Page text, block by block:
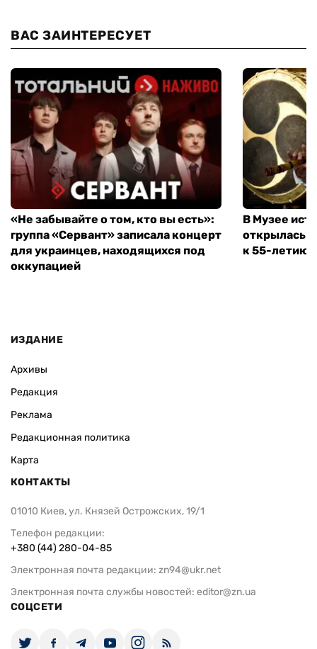
ВАС ЗАИНТЕРЕСУЕТ
«Не забывайте о том, кто вы есть»:
группа «Сервант» записала концерт
для украинцев, находящихся под
оккупацией
В Музее
открылась
к 55-летию
ИЗДАНИЕ
Архивы
Редакция
Реклама
Редакционная политика
Карта
КОНТАКТЫ
01010 Киев, ул. Князей Острожских, 19/1
Телефон редакции:
+380 (44) 280-04-85
Электронная почта редакции: zn94@ukr.net
Электронная почта службы новостей: editor@zn.ua
СОЦСЕТИ